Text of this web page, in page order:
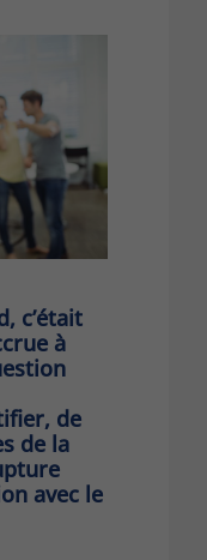
c’était
à
de
de la
avec le